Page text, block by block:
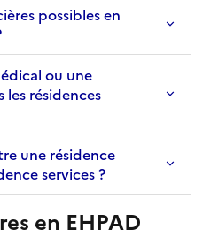
possibles en
ou une
les résidences
une résidence
services ?
en EHPAD